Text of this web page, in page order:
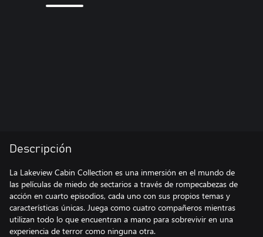
Descripción
La Lakeview Cabin Collection es una inmersión en el mundo de
las películas de miedo de sectarios a través de rompecabezas de
acción en cuarto episodios, cada uno con sus propios temas y
características únicas. Juega como cuatro compañeros mientras
utilizan todo lo que encuentran a mano para sobrevivir en una
experiencia de terror como ninguna otra.